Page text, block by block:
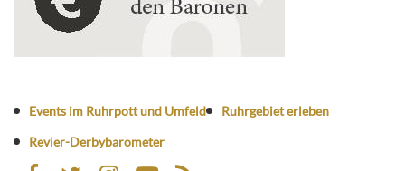
Events im Ruhrpott und Umfeld
Ruhrgebiet erleben
Revier-Derbybarometer